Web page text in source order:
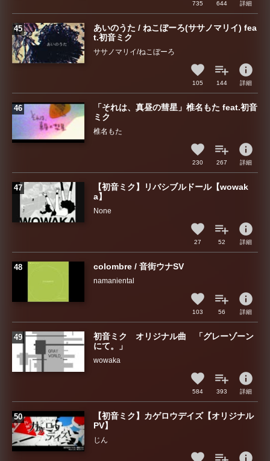
735 644 詳細
あいのうた / ねこぼーろ(ササノマリイ) fea
t.初音ミク
ササノマリイ/ねこぼーろ
105 144
info
詳細
「それは、真昼の彗星」椎名もた feat.初音
ミク
椎名もた
230 267
info
詳細
【初音ミク】リバシブルドール【wowak
a】
None
27 52
info
詳細
colombre / 音街ウナSV
namaniental
103 56
info
詳細
初音ミク オリジナル曲 「グレーゾーン
にて。」
wowaka
584 393
info
詳細
【初音ミク】カゲロウデイズ【オリジナル
PV】
じん